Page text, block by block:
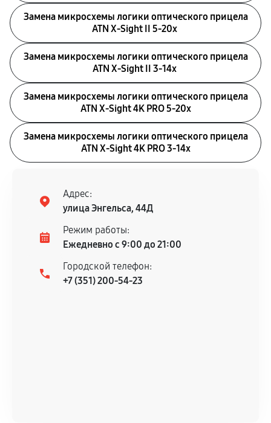
Замена микросхемы логики оптического прицела
ATN X-Sight II 5-20x
Замена микросхемы логики оптического прицела
ATN X-Sight II 3-14x
Замена микросхемы логики оптического прицела
ATN X-Sight 4K PRO 5-20x
Замена микросхемы логики оптического прицела
ATN X-Sight 4K PRO 3-14x
Адрес:
улица Энгельса, 44Д
Режим работы:
Ежедневно с 9:00 до 21:00
Городской телефон:
+7 (351) 200-54-23